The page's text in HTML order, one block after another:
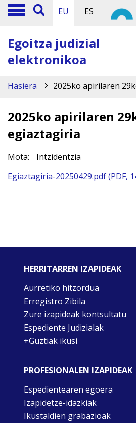
EU ES
Egoitza judizial
elektronikoa
Hasiera 2025ko apirilaren
2025ko apirilaren
egiaztagiria
Mota:
Intzidentzia
Egiaztagiria-20250429.pdf (PDF,
HERRITARREN IZAPIDEAK
Aurretiko hitzordua
Erregistro Zibila
Zure izapideak kontsultatu
Espediente Judizialak
+Guztiak ikusi
PROFESIONALEN IZAPIDEAK
Espedientearen egoera
Izapidetze-idazkiak
Ikustaldien grabazioak